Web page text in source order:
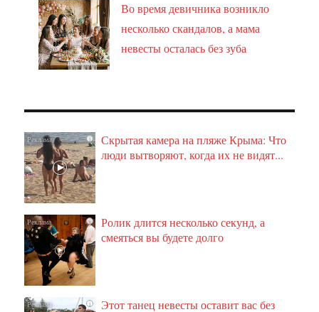
Во время девичника возникло
несколько скандалов, а мама
невесты осталась без зуба
i
Скрытая камера на пляже Крыма: Что
люди вытворяют, когда их не видят...
i
Ролик длится несколько секунд, а
смеяться вы будете долго
i
Этот танец невесты оставит вас без